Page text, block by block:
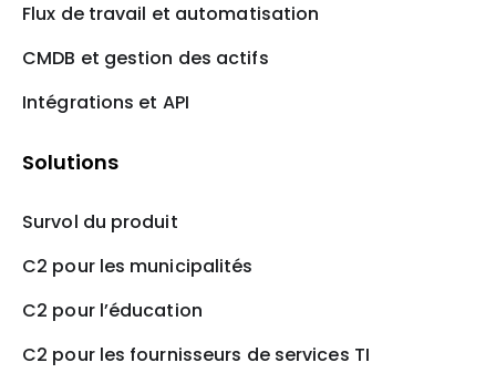
Flux de travail et automatisation
CMDB et gestion des actifs
Intégrations et API
Solutions
Survol du produit
C2 pour les municipalités
C2 pour l’éducation
C2 pour les fournisseurs de services TI